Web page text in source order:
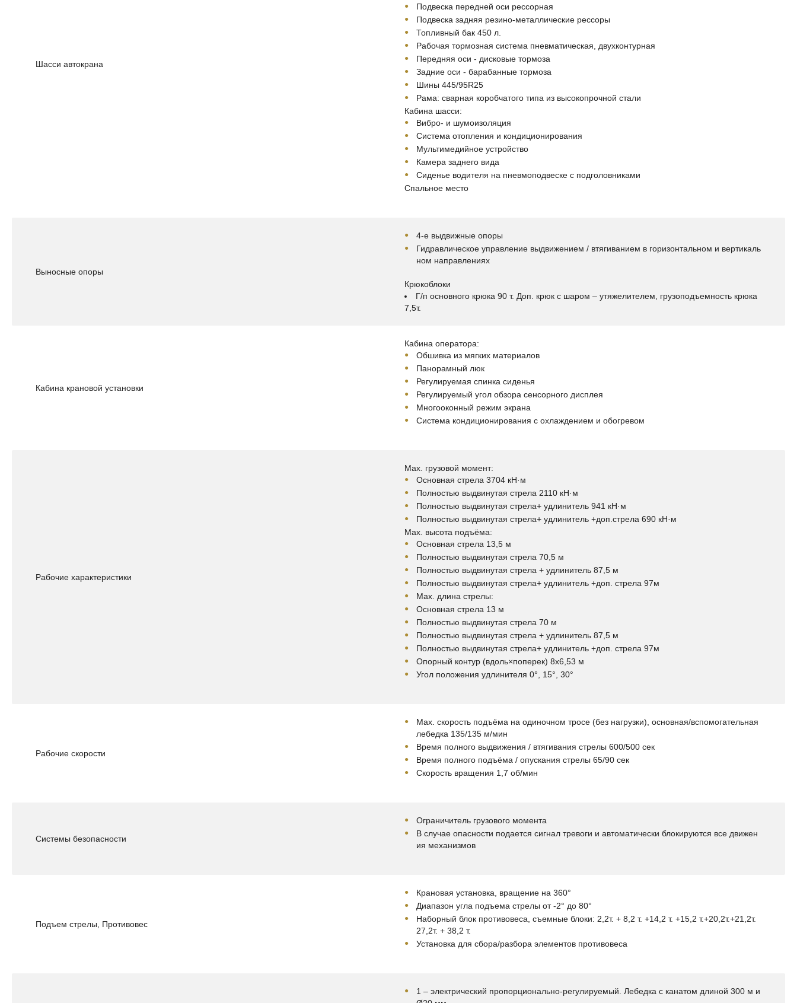
Шасси автокрана
Подвеска передней оси рессорная
Подвеска задняя резино-металлические рессоры
Топливный бак 450 л.
Рабочая тормозная система пневматическая, двухконтурная
Передняя оси - дисковые тормоза
Задние оси - барабанные тормоза
Шины 445/95R25
Рама: сварная коробчатого типа из высокопрочной стали
Кабина шасси:
Вибро- и шумоизоляция
Система отопления и кондиционирования
Мультимедийное устройство
Камера заднего вида
Сиденье водителя на пневмоподвеске с подголовниками
Спальное место
Выносные опоры
4-е выдвижные опоры
Гидравлическое управление выдвижением / втягиванием в горизонтальном и вертикаль
ном направлениях
Крюкоблоки
Г/п основного крюка 90 т. Доп. крюк с шаром – утяжелителем, грузоподъемность крюка
7,5т.
Кабина крановой установки
Кабина оператора:
Обшивка из мягких материалов
Панорамный люк
Регулируемая спинка сиденья
Регулируемый угол обзора сенсорного дисплея
Многооконный режим экрана
Система кондиционирования с охлаждением и обогревом
Рабочие характеристики
Мах. грузовой момент:
Основная стрела 3704 кН·м
Полностью выдвинутая стрела 2110 кН·м
Полностью выдвинутая стрела+ удлинитель 941 кН·м
Полностью выдвинутая стрела+ удлинитель +доп.стрела 690 кН·м
Мах. высота подъёма:
Основная стрела 13,5 м
Полностью выдвинутая стрела 70,5 м
Полностью выдвинутая стрела + удлинитель 87,5 м
Полностью выдвинутая стрела+ удлинитель +доп. стрела 97м
Мах. длина стрелы:
Основная стрела 13 м
Полностью выдвинутая стрела 70 м
Полностью выдвинутая стрела + удлинитель 87,5 м
Полностью выдвинутая стрела+ удлинитель +доп. стрела 97м
Опорный контур (вдоль×поперек) 8х6,53 м
Угол положения удлинителя 0°, 15°, 30°
Рабочие скорости
Мах. скорость подъёма на одиночном тросе (без нагрузки), основная/вспомогательная
лебедка 135/135 м/мин
Время полного выдвижения / втягивания стрелы 600/500 сек
Время полного подъёма / опускания стрелы 65/90 сек
Скорость вращения 1,7 об/мин
Системы безопасности
Ограничитель грузового момента
В случае опасности подается сигнал тревоги и автоматически блокируются все движен
ия механизмов
Подъем стрелы, Противовес
Крановая установка, вращение на 360°
Диапазон угла подъема стрелы от -2° до 80°
Наборный блок противовеса, съемные блоки: 2,2т. + 8,2 т. +14,2 т. +15,2 т.+20,2т.+21,2т.
27,2т. + 38,2 т.
Установка для сбора/разбора элементов противовеса
1 – электрический пропорционально-регулируемый. Лебедка с канатом длиной 300 м и